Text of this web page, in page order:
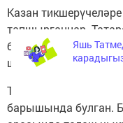
Казан
тапшырганнар.
бистәсендә булган
шикләнелә.
Тикшерү фикеренчә,
барышында булган.
Яшь